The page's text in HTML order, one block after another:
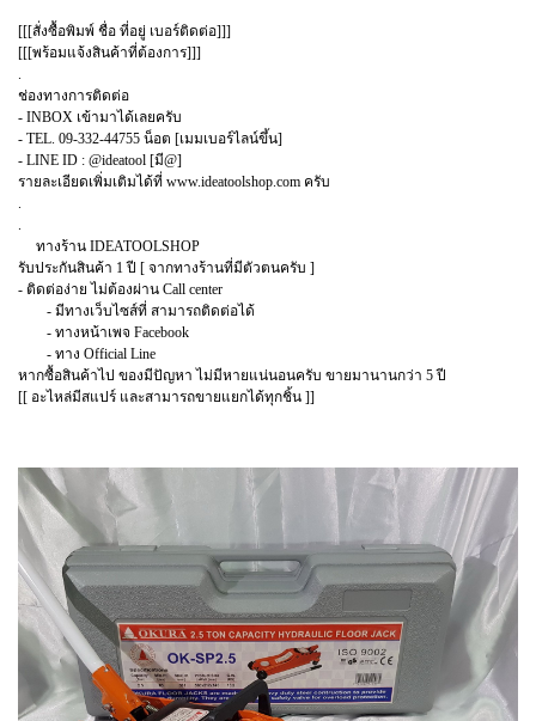
[[[สั่งซื้อพิมพ์ ชื่อ ที่อยู่ เบอร์ติดต่อ]]]
[[[พร้อมแจ้งสินค้าที่ต้องการ]]]
ช่องทางการติดต่อ
- INBOX เข้ามาได้เลยครับ
- TEL. 09-332-44755 น็อต [เมมเบอร์ไลน์ขึ้น]
- LINE ID : @ideatool [มี@]
รายละเอียดเพิ่มเติมได้ที่ www.ideatoolshop.com ครับ
ทางร้าน IDEATOOLSHOP
รับประกันสินค้า 1 ปี [ จากทางร้านที่มีตัวตนครับ ]
- ติดต่อง่าย ไม่ต้องผ่าน Call center
- มีทางเว็บไซส์ที่ สามารถติดต่อได้
- ทางหน้าเพจ Facebook
- ทาง Official Line
หากซื้อสินค้าไป ของมีปัญหา ไม่มีหายแน่นอนครับ ขายมานานกว่า 5 ปี
[[ อะไหล่มีสแปร์ และสามารถขายแยกได้ทุกชิ้น ]]